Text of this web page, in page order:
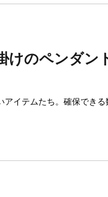
けのペンダン
イテムたち。確保でき